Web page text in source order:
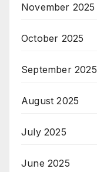
November 2025
October 2025
September 2025
August 2025
July 2025
June 2025